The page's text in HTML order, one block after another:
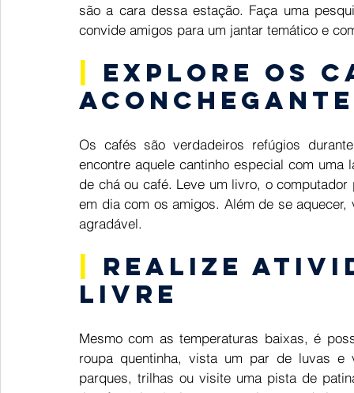
são a cara dessa estação. Faça uma
convide amigos para um jantar temático e
Explore os
Os cafés são verdadeiros refúgios
encontre aquele cantinho especial com
de chá ou café. Leve um livro, o
em dia com os amigos. Além de se
agradável.
Realize
livre
Mesmo com as temperaturas baixas, é
roupa quentinha, vista um par de luvas e
parques, trilhas ou visite uma pista de